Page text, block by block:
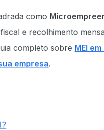
como
e recolhimento
completo sobre MEI
empresa.